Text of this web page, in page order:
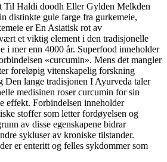
den
distinkte gule farge fra gurkemeie,
er En Asiatisk rot av
et viktig element i den tradisjonelle
i mer enn 4000 år. Superfood inneholder
«curcumin». Mens det mangler
foreløpig vitenskapelig forskning
Den lange tradisjonen I Ayurveda taler
medisinen roser curcumin for sin
effekt. Forbindelsen inneholder
stoffer som letter fordøyelsen og
av disse egenskapene bidrar
sykluser av kroniske tilstander.
er enteritt og felles sykdommer som